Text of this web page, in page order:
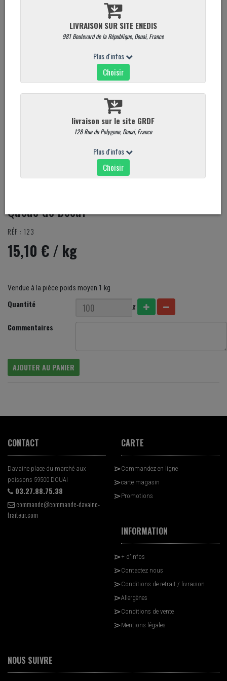
Queue de boeuf
RÉF : 123
15,10 €/ kg
Vendue à la pièce poids moyen 1 kg
Quantité g
Commentaires
AJOUTER AU PANIER
CONTACT
Davaine place du marché aux
poissons 59500 DOUAI
03.27.88.75.38
commande@commande-davaine-
traiteur.com
CARTE
Commandez en ligne
carte magasin
Promotions
INFORMATION
+ d'infos
Contactez nous
Conditions de retrait / livraison
Allergènes
Conditions de vente
Mentions légales
NOUS SUIVRE